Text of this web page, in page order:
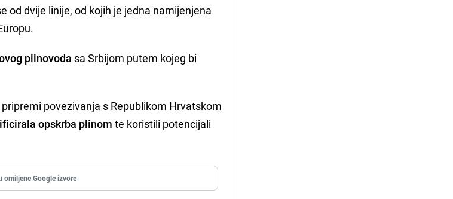
od dvije linije, od kojih je jedna namijenjena
plinovoda sa Srbijom putem kojeg bi
povezivanja s Republikom Hrvatskom
opskrba plinom te koristili potencijali
omiljene Google izvore